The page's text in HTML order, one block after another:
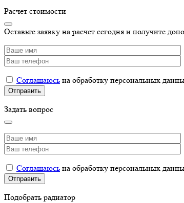
Расчет стоимости
Оставьте заявку на расчет сегодня и получите
Соглашаюсь на обработку персональных
Задать вопрос
Соглашаюсь на обработку персональных
Подобрать радиатор